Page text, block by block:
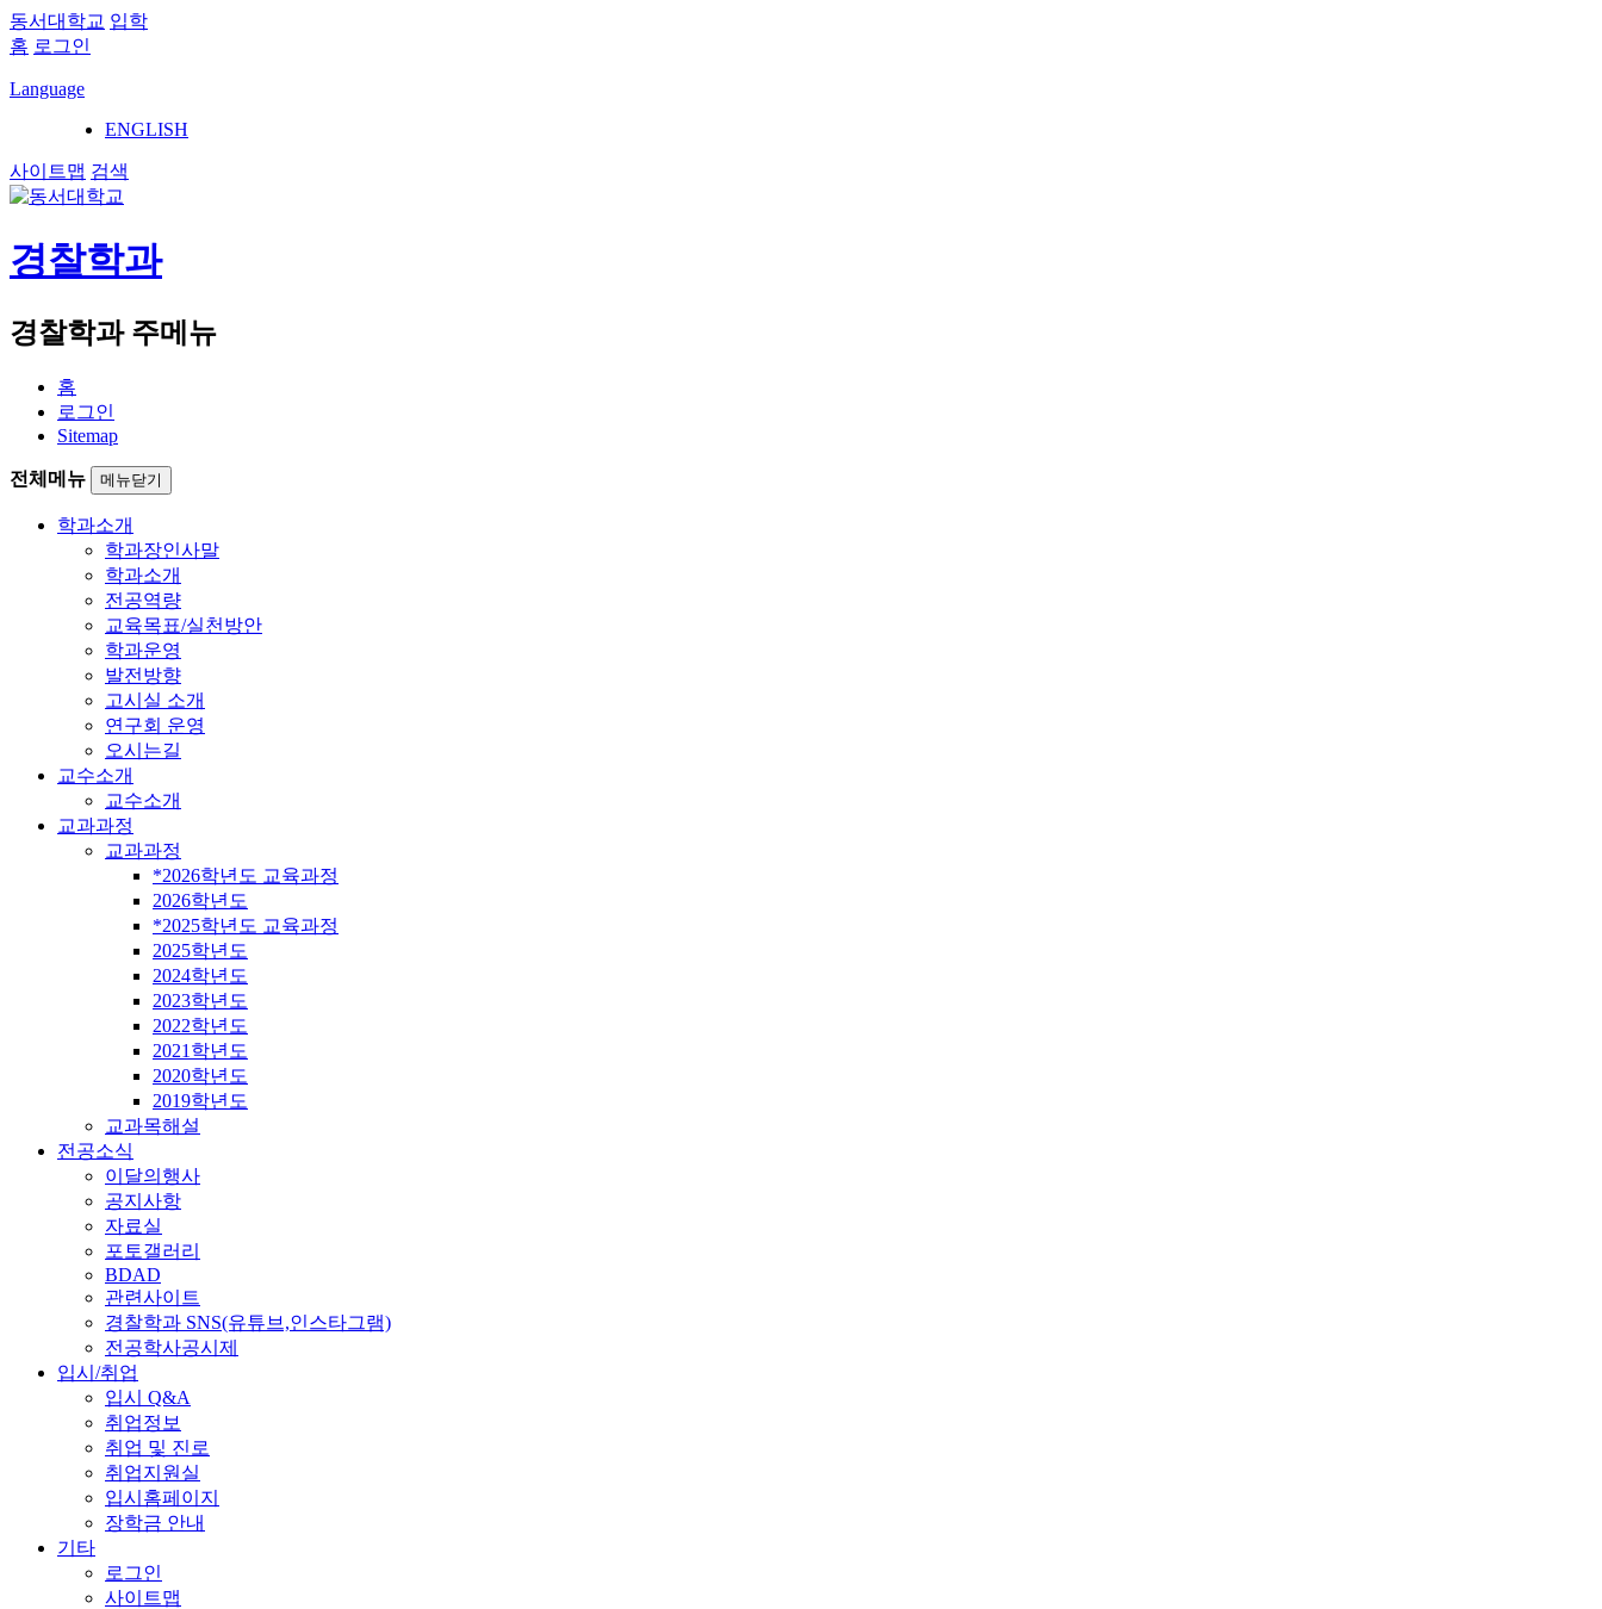
동서대학교 입학
홈 로그인
Language
ENGLISH
사이트맵 검색
경찰학과
경찰학과 주메뉴
홈
로그인
Sitemap
전체메뉴 메뉴닫기
학과소개
학과장인사말
학과소개
전공역량
교육목표/실천방안
학과운영
발전방향
고시실 소개
연구회 운영
오시는길
교수소개
교수소개
교과과정
교과과정
*2026학년도 교육과정
2026학년도
*2025학년도 교육과정
2025학년도
2024학년도
2023학년도
2022학년도
2021학년도
2020학년도
2019학년도
교과목해설
전공소식
이달의행사
공지사항
자료실
포토갤러리
BDAD
관련사이트
경찰학과 SNS(유튜브,인스타그램)
전공학사공시제
입시/취업
입시 Q&A
취업정보
취업 및 진로
취업지원실
입시홈페이지
장학금 안내
기타
로그인
사이트맵